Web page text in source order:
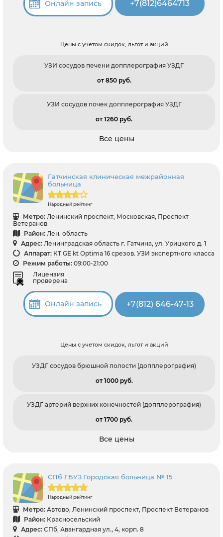
Онлайн запись +7(812)6464713
Цены с учетом скидок, льгот и акций
УЗИ сосудов печени допплерография УЗДГ
от 850 pуб.
УЗИ сосудов почек допплерография УЗДГ
от 1260 pуб.
Все цены
Гатчинская клиническая межрайонная
больница
Народный рейтинг
Метро: Ленинский проспект, Московская, Проспект
Ветеранов
Район: Лен. область
Адрес: Ленинградская область г. Гатчина, ул. Урицкого д. 1
Аппарат: КТ GE kt Optima 16 срезов. УЗИ экспертного класса
Режим работы: 09:00-21:00
Лицензия
проверена
Онлайн запись +7(812) 646-47-13
Цены с учетом скидок, льгот и акций
УЗДГ сосудов брюшной полости (допплерография)
от 1000 pуб.
УЗДГ артерий верхних конечностей (допплерография)
от 1700 pуб.
Все цены
СПб ГБУЗ Городская больница № 15
Народный рейтинг
Метро: Автово, Ленинский проспект, Проспект Ветеранов
Район: Красносельский
Адрес: СПб, Авангардная ул., 4, корп. 8